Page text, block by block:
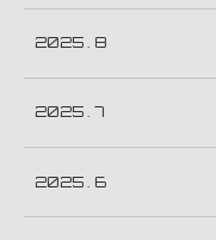
2025 . 8
2025 . 7
2025 . 6